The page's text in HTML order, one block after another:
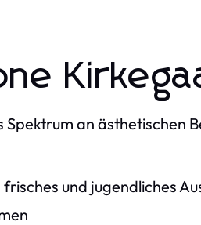
Spektrum an ästhetischen
und jugendliches